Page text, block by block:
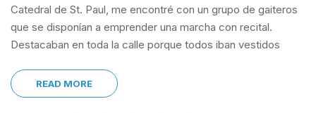
Catedral de St. Paul, me encontré con un grupo de gaiteros
que se disponían a emprender una marcha con recital.
Destacaban en toda la calle porque todos iban vestidos
READ MORE